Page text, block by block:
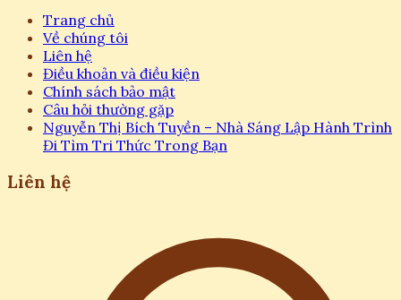
Trang chủ
Về chúng tôi
Liên hệ
Điều khoản và điều kiện
Chính sách bảo mật
Câu hỏi thường gặp
Nguyễn Thị Bích Tuyền – Nhà Sáng Lập Hành Trình
Đi Tìm Tri Thức Trong Bạn
Liên hệ